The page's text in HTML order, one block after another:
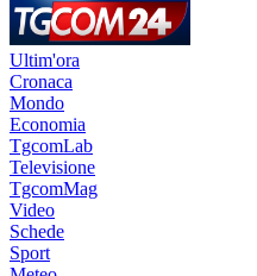
Ultim'ora
Cronaca
Mondo
Economia
TgcomLab
Televisione
TgcomMag
Video
Schede
Sport